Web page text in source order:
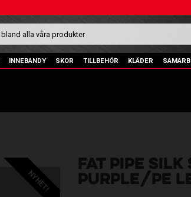
INNEBANDY SKOR TILLBEHÖR KLÄDER
FAT PIPE SILK
PURPLE/PE
NYHET!